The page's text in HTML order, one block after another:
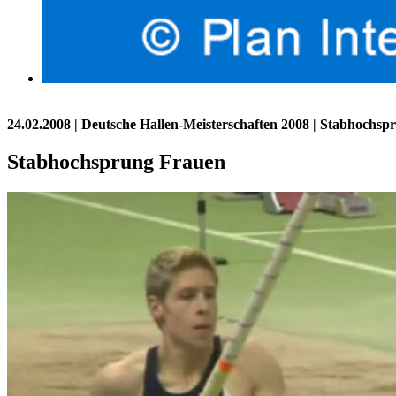
24.02.2008 | Deutsche Hallen-Meisterschaften 2008 |
Stabhochsprung Frauen